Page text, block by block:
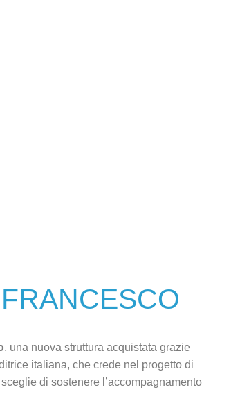
, una nuova struttura acquistata grazie
italiana, che crede nel progetto di
di sostenere l’accompagnamento